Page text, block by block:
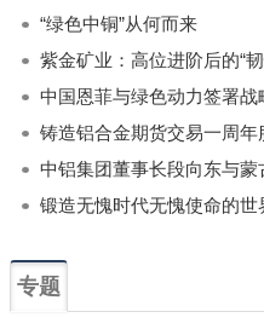
“绿色中铜”从何而来
紫金矿业：高位进阶后的“
中国恩菲与绿色动力签署战
铸造铝合金期货交易一周年
专题